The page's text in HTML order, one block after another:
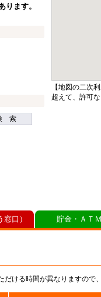
ます。
索
【地図の二次
超えて、許可
ける時間が異なりますので
口） 貯金・ＡＴ